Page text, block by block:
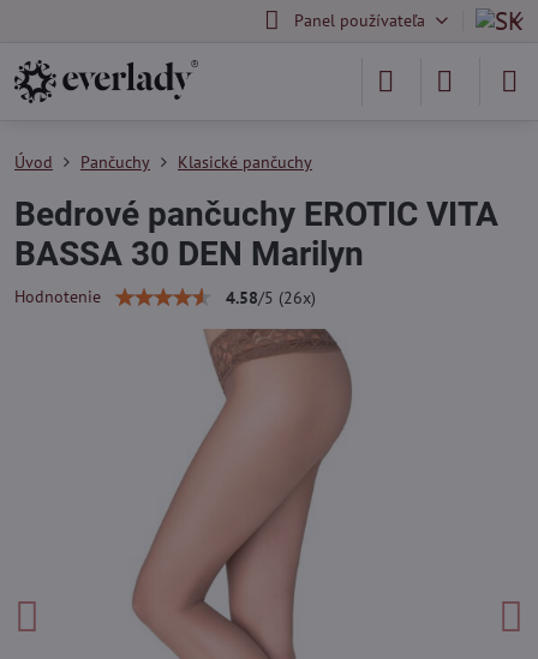
Panel používateľa
Úvod Pančuchy Klasické pančuchy
Bedrové pančuchy EROTIC VITA
BASSA 30 DEN Marilyn
Hodnotenie 4.58/5 (26x)